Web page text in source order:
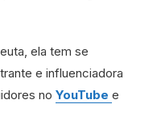
ela tem se
e influenciadora
no YouTube e